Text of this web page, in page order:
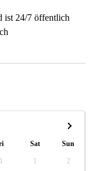
ist 24/7 öffentlich
Sat Sun
1 2